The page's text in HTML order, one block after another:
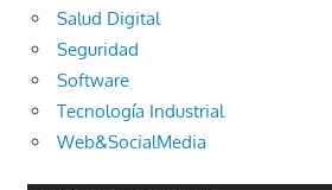
Salud Digital
Seguridad
Software
Tecnología Industrial
Web&SocialMedia